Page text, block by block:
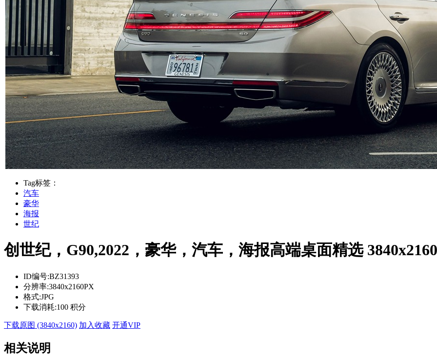
Tag标签：
汽车
豪华
海报
世纪
创世纪，G90,2022，豪华，汽车，海报高端桌面精选 3840x2160
ID编号:BZ31393
分辨率:3840x2160PX
格式:JPG
下载消耗:100 积分
下载原图 (3840x2160) 加入收藏 开通VIP
相关说明